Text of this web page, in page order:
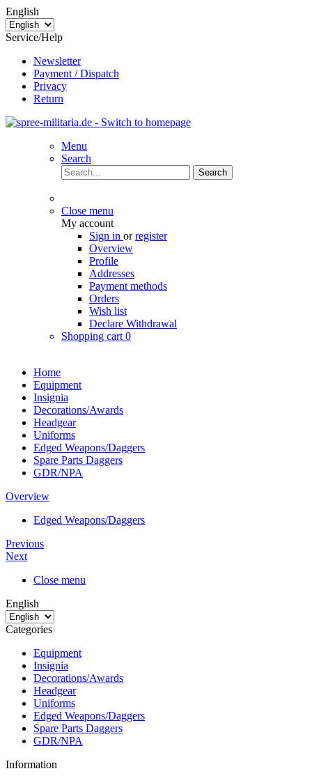
English
Service/Help
Newsletter
Payment / Dispatch
Privacy
Return
Menu
Search
Search
Close menu
My account
Sign in orregister
Overview
Profile
Addresses
Payment methods
Orders
Wish list
Declare Withdrawal
Shopping cart 0
Home
Equipment
Insignia
Decorations/Awards
Headgear
Uniforms
Edged Weapons/Daggers
Spare Parts Daggers
GDR/NPA
Overview
Edged Weapons/Daggers
Previous
Next
Close menu
English
Categories
Equipment
Insignia
Decorations/Awards
Headgear
Uniforms
Edged Weapons/Daggers
Spare Parts Daggers
GDR/NPA
Information